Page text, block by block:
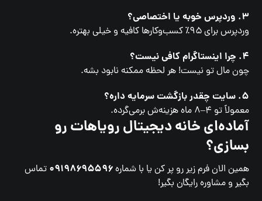
۳. وردپرس خوبه یا اختصاصی؟
وردپرس برای ۹۵٪ کسب‌وکارها کافیه و خیلی بهتره.
۴. چرا اینستاگرام کافی نیست؟
چون مال تو نیست! هر لحظه ممکنه نابود بشه.
۵. سایت چقدر بازگشت سرمایه داره؟
معمولاً تو ۴–۸ ماه هزینه‌ش برمی‌گرده.
آماده‌ای خانه دیجیتال رویاهات رو
بسازی؟
همین الان فرم زیر رو پر کن یا با شماره۰۹۱۹۸۶۹۵۵۹۶ تماس
بگیر و مشاوره رایگان بگیر!